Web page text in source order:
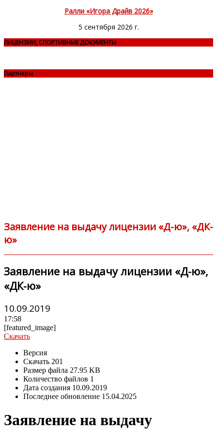
Ралли «Игора Драйв 2026»
5 сентября 2026 г.
ЛИЦЕНЗИИ, СПОРТИВНЫЕ ДОКУМЕНТЫ
Партнеры
Заявление на выдачу лицензии «Д-ю», «ДК-
ю»
Заявление на выдачу лицензии «Д-ю»,
«ДК-ю»
10.09.2019
17:58
[featured_image]
Скачать
Версия
Скачать 201
Размер файла 27.95 KB
Количество файлов 1
Дата создания 10.09.2019
Последнее обновление 15.04.2025
Заявление на выдачу